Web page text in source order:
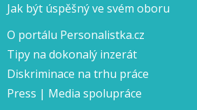
Jak být úspěšný ve svém oboru
O portálu Personalistka.cz
Tipy na dokonalý inzerát
Diskriminace na trhu práce
Press | Media spolupráce